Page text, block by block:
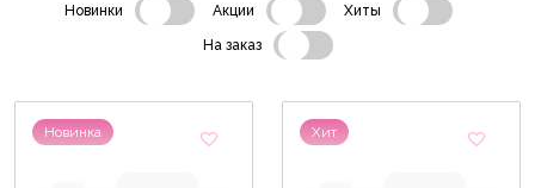
Новинки Акции Хиты
На заказ
Новинка Хит